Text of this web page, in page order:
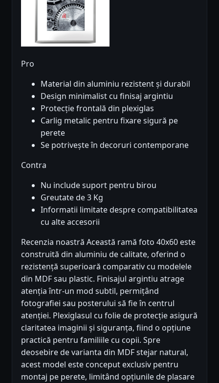
Pro
Material din aluminiu rezistent și durabil
Design minimalist cu finisaj argintiu
Protecție frontală din plexiglas
Carlig metalic pentru fixare sigură pe
perete
Se potrivește în decoruri contemporane
Contra
Nu include suport pentru birou
Greutate de 3 Kg
Informatii limitate despre compatibilitatea
cu alte accesorii
Recenzia noastră Această ramă foto 40x60 este
construită din aluminiu de calitate, oferind o
rezistență superioară comparativ cu modelele
din MDF sau plastic. Finisajul argintiu atrage
atenția într-un mod subtil, permițând
fotografiei sau posterului să fie în centrul
atenției. Plexiglasul cu folie de protecție asigură
claritatea imaginii și siguranța, fiind o opțiune
practică pentru familiile cu copii. Spre
deosebire de varianta din MDF stejar natural,
acest model este conceput exclusiv pentru
montaj pe perete, limitând opțiunile de plasare